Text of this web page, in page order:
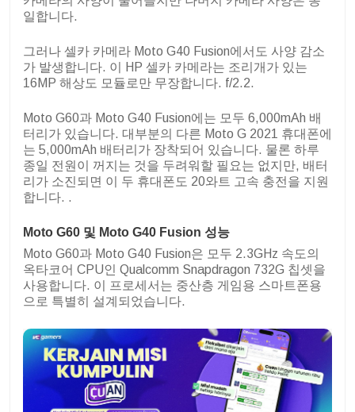
일합니다.
그러나 셀카 카메라 Moto G40 Fusion에서도 사양 감소
가 발생합니다. 이 HP 셀카 카메라는 조리개가 있는
16MP 해상도 모듈로만 무장합니다. f/2.2.
Moto G60과 Moto G40 Fusion에는 모두 6,000mAh 배
터리가 있습니다. 대부분의 다른 Moto G 2021 휴대폰에
는 5,000mAh 배터리가 장착되어 있습니다. 물론 하루
종일 전원이 꺼지는 것을 두려워할 필요는 없지만, 배터
리가 소진되면 이 두 휴대폰도 20와트 고속 충전을 지원
합니다. .
Moto G60 및 Moto G40 Fusion 성능
Moto G60과 Moto G40 Fusion은 모두 2.3GHz 속도의
옥타코어 CPU인 Qualcomm Snapdragon 732G 칩셋을
사용합니다. 이 프로세서는 중산층 게임용 스마트폰용
으로 특별히 설계되었습니다.